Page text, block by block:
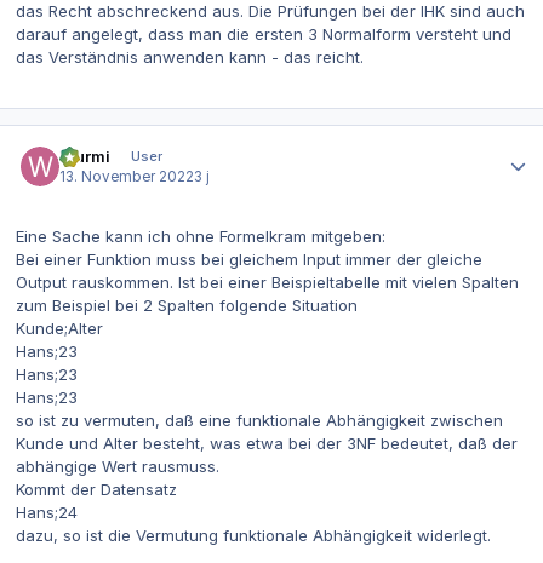
das Recht abschreckend aus. Die Prüfungen bei der IHK sind auch
darauf angelegt, dass man die ersten 3 Normalform versteht und
das Verständnis anwenden kann - das reicht.
Wurmi
User
13. November 20223 j
Eine Sache kann ich ohne Formelkram mitgeben:
Bei einer Funktion muss bei gleichem Input immer der gleiche
Output rauskommen. Ist bei einer Beispieltabelle mit vielen Spalten
zum Beispiel bei 2 Spalten folgende Situation
Kunde;Alter
Hans;23
Hans;23
Hans;23
so ist zu vermuten, daß eine funktionale Abhängigkeit zwischen
Kunde und Alter besteht, was etwa bei der 3NF bedeutet, daß der
abhängige Wert rausmuss.
Kommt der Datensatz
Hans;24
dazu, so ist die Vermutung funktionale Abhängigkeit widerlegt.